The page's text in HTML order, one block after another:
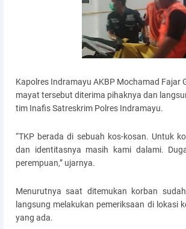
Kapolres Indramayu AKBP Mochamad Fajar
mayat tersebut diterima pihaknya dan
tim Inafis Satreskrim Polres Indramayu.
“TKP berada di sebuah kos-kosan. Untuk
dan identitasnya masih kami dalami.
perempuan,” ujarnya.
Menurutnya saat ditemukan korban
langsung melakukan pemeriksaan di lokasi
yang ada.